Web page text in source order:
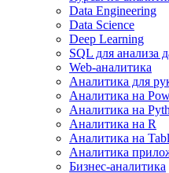
Data Engineering
Data Science
Deep Learning
SQL для анализа
Web-аналитика
Аналитика для
Аналитика на
Аналитика на
Аналитика на R
Аналитика на
Аналитика
Бизнес-аналитика